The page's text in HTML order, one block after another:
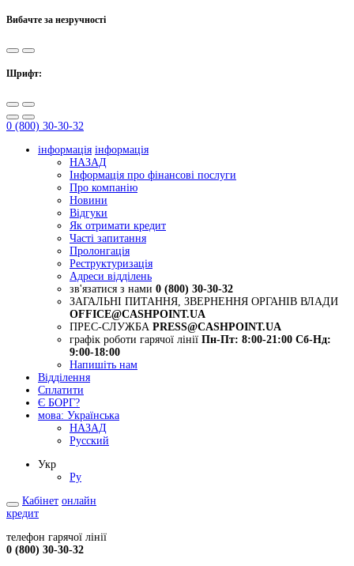
Вибачте за незручності
Шрифт:
0 (800) 30-30-32
інформація інформація
НАЗАД
Інформація про фінансові послуги
Про компанію
Новини
Відгуки
Як отримати кредит
Часті запитання
Пролонгація
Реструктуризація
Адреси відділень
зв'язатися з нами 0 (800) 30-30-32
ЗАГАЛЬНІ ПИТАННЯ, ЗВЕРНЕННЯ ОРГАНІВ ВЛАДИ
OFFICE@CASHPOINT.UA
ПРЕС-СЛУЖБА PRESS@CASHPOINT.UA
графік роботи гарячої лінії Пн-Пт: 8:00-21:00 Сб-Нд:
9:00-18:00
Напишіть нам
Відділення
Сплатити
Є БОРГ?
мова: Українська
НАЗАД
Русский
Укр
Ру
Кабінет онлайн
кредит
телефон гарячої лінії
0 (800) 30-30-32